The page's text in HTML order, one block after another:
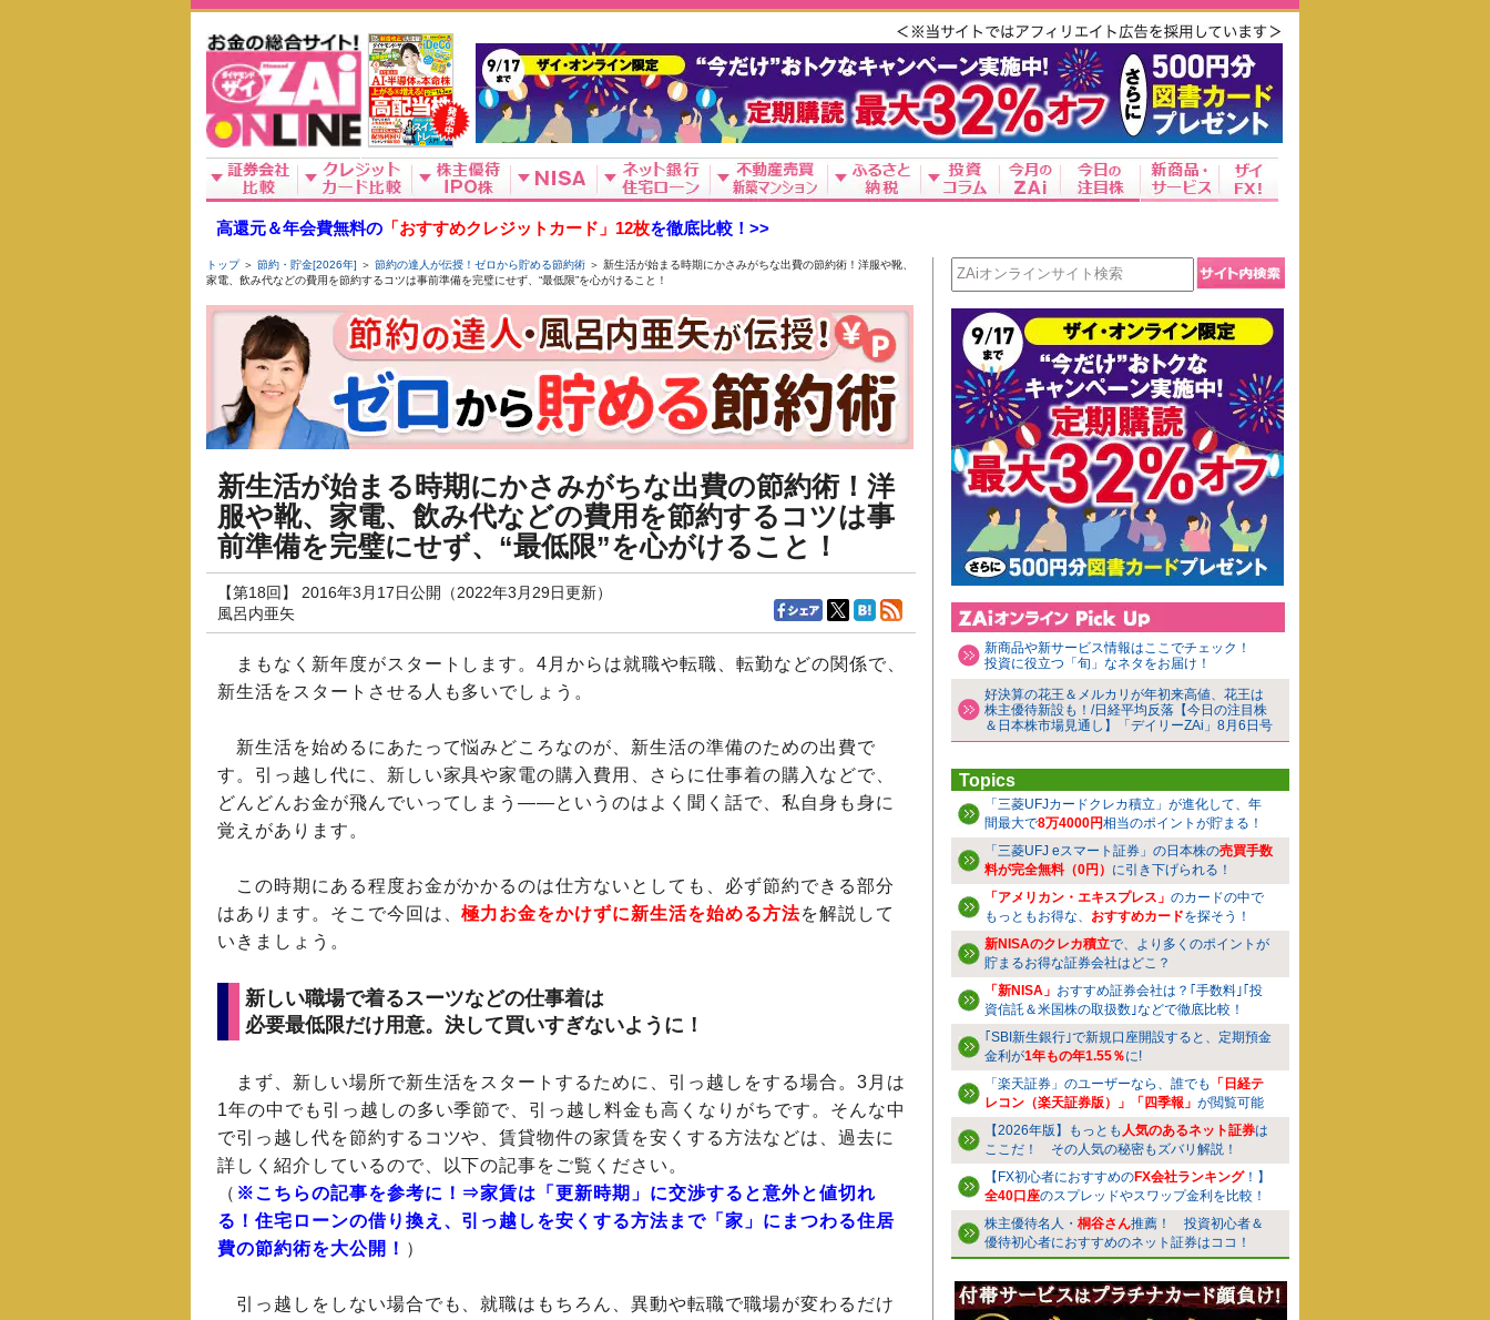
高還元＆年会費無料の 「おすすめクレジットカード」12枚を徹底比較！>>
トップ＞ 節約・貯金[2026年] ＞ 節約の達人が伝授！ゼロから貯める節約術 ＞ 新生活が始まる時期にかさみがちな出費の節約術！洋服や靴、
家電、飲み代などの費用を節約するコツは事前準備を完璧にせず、“最低限”を心がけること！
新生活が始まる時期にかさみがちな出費の節約術！洋
服や靴、家電、飲み代などの費用を節約するコツは事
前準備を完璧にせず、“最低限”を心がけること！
【第18回】 2016年3月17日公開（2022年3月29日更新）
風呂内亜矢
まもなく新年度がスタートします。4月からは就職や転職、転勤などの関係で、
新生活をスタートさせる人も多いでしょう。
新生活を始めるにあたって悩みどころなのが、新生活の準備のための出費で
す。引っ越し代に、新しい家具や家電の購入費用、さらに仕事着の購入などで、
どんどんお金が飛んでいってしまう――というのはよく聞く話で、私自身も身に
覚えがあります。
この時期にある程度お金がかかるのは仕方ないとしても、必ず節約できる部分
はあります。そこで今回は、極力お金をかけずに新生活を始める方法を解説して
いきましょう。
新しい職場で着るスーツなどの仕事着は
必要最低限だけ用意。決して買いすぎないように！
まず、新しい場所で新生活をスタートするために、引っ越しをする場合。3月は
1年の中でも引っ越しの多い季節で、引っ越し料金も高くなりがちです。そんな中
で引っ越し代を節約するコツや、賃貸物件の家賃を安くする方法などは、過去に
詳しく紹介しているので、以下の記事をご覧ください。
（ ※こちらの記事を参考に！⇒家賃は「更新時期」に交渉すると意外と値切れ
る！住宅ローンの借り換え、引っ越しを安くする方法まで「家」にまつわる住居
費の節約術を大公開！ ）
引っ越しをしない場合でも、就職はもちろん、異動や転職で職場が変わるだけ
新商品や新サービス情報はここでチェック！
投資に役立つ「旬」なネタをお届け！
好決算の花王＆メルカリが年初来高値、花王は
株主優待新設も！/日経平均反落【今日の注目株
＆日本株市場見通し】「デイリーZAi」8月6日号
Topics
「三菱UFJカードクレカ積立」が進化して、年
間最大で8万4000円相当のポイントが貯まる！
「三菱UFJ eスマート証券」の日本株の売買手数
料が完全無料（0円） に引き下げられる！
「アメリカン・エキスプレス」 のカードの中で
もっともお得な、 おすすめカードを探そう！
新NISAのクレカ積立で、より多くのポイントが
貯まるお得な証券会社はどこ？
「新NISA」 おすすめ証券会社は？｢手数料｣｢投
資信託＆米国株の取扱数｣などで徹底比較！
｢SBI新生銀行｣で新規口座開設すると、定期預金
金利が1年もの年1.55％に!
「楽天証券」のユーザーなら、誰でも
「日経テ
レコン（楽天証券版）」「四季報」 が閲覧可能
【2026年版】もっとも 人気のあるネット証券は
ここだ！ その人気の秘密もズバリ解説！
【FX初心者におすすめのFX会社ランキング！】
全40口座のスプレッドやスワップ金利を比較！
株主優待名人・ 桐谷さん推薦！ 投資初心者＆
優待初心者におすすめのネット証券はココ！